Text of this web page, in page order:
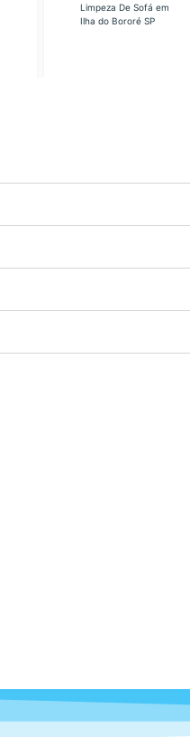
Limpeza De Sofá em
Ilha do Bororé SP